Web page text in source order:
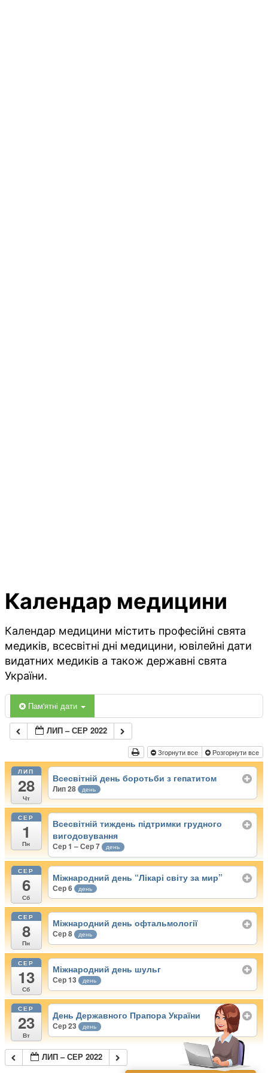
Календар медицини
Календар медицини містить професійні свята
медиків, всесвітні дні медицини, ювілейні дати
видатних медиків а також державні свята
України.
Пам'ятні дати
ЛИП – СЕР 2022
Згорнути все Розгорнути все
ЛИП
28
Чт
Всесвітній день боротьби з гепатитом
Лип 28 день
СЕР
1
Пн
Всесвітній тиждень підтримки грудного
вигодовування
Сер 1 – Сер 7 день
СЕР
6
Сб
Міжнародний день “Лікарі світу за мир”
Сер 6 день
СЕР
8
Пн
Міжнародний день офтальмології
Сер 8 день
СЕР
13
Сб
Міжнародний день шульг
Сер 13 день
СЕР
23
Вт
День Державного Прапора України
Сер 23 день
ЛИП – СЕР 2022